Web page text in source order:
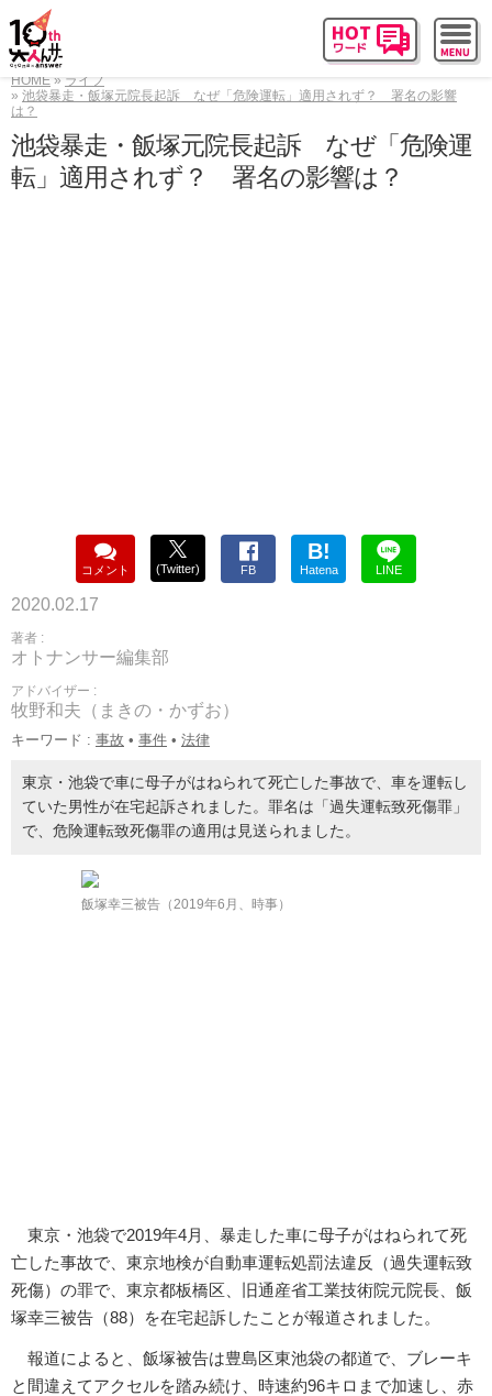
HOME
ライフ
池袋暴走・飯塚元院長起訴 なぜ「危険運転」適用されず？ 署名の影響
は？
池袋暴走・飯塚元院長起訴 なぜ「危険運
転」適用されず？ 署名の影響は？
コメント (Twitter) FB
B!
Hatena LINE
2020.02.17
著者 :
オトナンサー編集部
アドバイザー :
牧野和夫（まきの・かずお）
キーワード : 事故 • 事件 • 法律
東京・池袋で車に母子がはねられて死亡した事故で、車を運転し
ていた男性が在宅起訴されました。罪名は「過失運転致死傷罪」
で、危険運転致死傷罪の適用は見送られました。
飯塚幸三被告（2019年6月、時事）
東京・池袋で2019年4月、暴走した車に母子がはねられて死
亡した事故で、東京地検が自動車運転処罰法違反（過失運転致
死傷）の罪で、東京都板橋区、旧通産省工業技術院元院長、飯
塚幸三被告（88）を在宅起訴したことが報道されました。
報道によると、飯塚被告は豊島区東池袋の都道で、ブレーキ
と間違えてアクセルを踏み続け、時速約96キロまで加速し、赤